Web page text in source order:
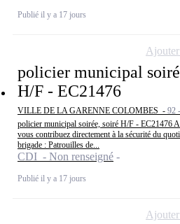
Publié il y a 17 jours
policier municipal
H/F - EC21476
VILLE DE LA GARENNE COLOMBES - 92
policier municipal soirée, soiré H/F - EC21476
vous contribuez directement à la sécurité du
brigade : Patrouilles de...
CDI - Non renseigné
Publié il y a 17 jours